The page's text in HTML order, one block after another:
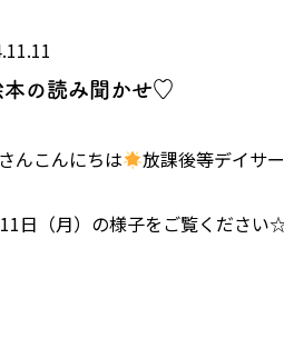
の読み聞かせ♡
んこんにちは 放課後等デイサ
日（月）の様子をご覧ください